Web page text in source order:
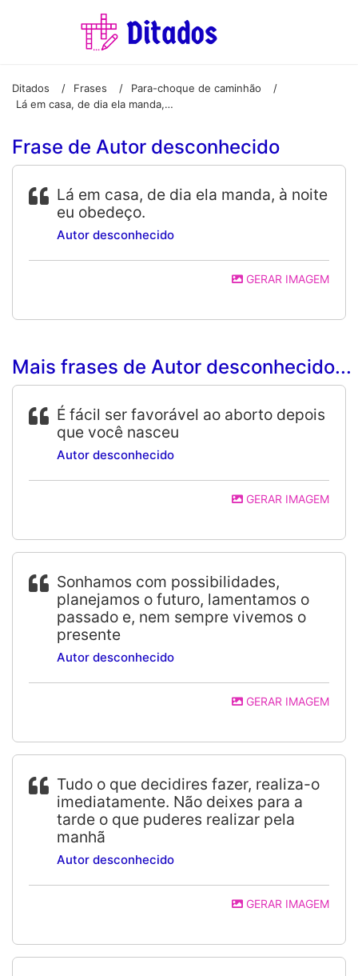
Ditados / Frases / Para-choque de caminhão
/
Lá em casa, de dia ela manda, à noite eu obedeço.
Frase de Autor desconhecido
Lá em casa, de dia ela manda, à noite
eu obedeço.
Autor desconhecido
GERAR IMAGEM
Mais frases de Autor desconhecido...
É fácil ser favorável ao aborto depois
que você nasceu
Autor desconhecido
GERAR IMAGEM
Sonhamos com possibilidades,
planejamos o futuro, lamentamos o
passado e, nem sempre vivemos o
presente
Autor desconhecido
GERAR IMAGEM
Tudo o que decidires fazer, realiza-o
imediatamente. Não deixes para a
tarde o que puderes realizar pela
manhã
Autor desconhecido
GERAR IMAGEM